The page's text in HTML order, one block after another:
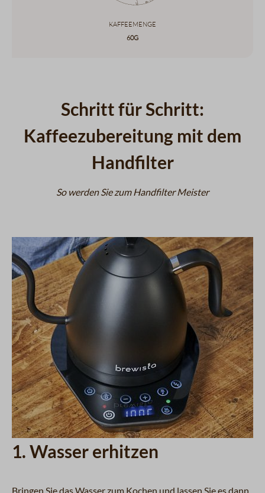
Kaffeemenge
60g
Schritt für Schritt:
Kaffeezubereitung mit dem
Handfilter
So werden Sie zum Handfilter Meister
1. Wasser erhitzen
Bringen Sie das Wasser zum Kochen und lassen Sie es dann